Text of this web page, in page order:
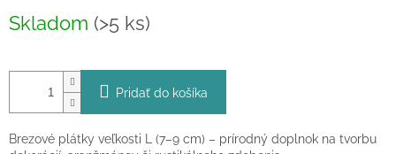
cena:
Skladom (>5 ks)
Pridať do košíka
Brezové plátky veľkosti L (7–9 cm) – prírodný doplnok na tvorbu